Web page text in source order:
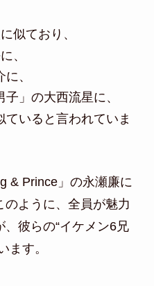
似ており、
、
、
」の大西流星に、
いると言われていま
& Prince」の永瀬廉に
ように、全員が魅力
彼らの“イケメン6兄
ます。